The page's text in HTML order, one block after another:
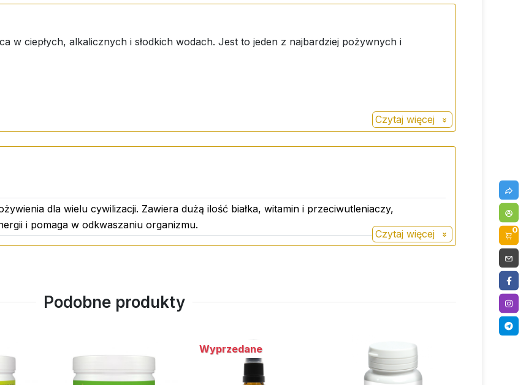
w ciepłych, alkalicznych i słodkich wodach. Jest to jeden z najbardziej pożywnych i
Czytaj więcej
dla wielu cywilizacji. Zawiera dużą ilość białka, witamin i przeciwutleniaczy,
i pomaga w odkwaszaniu organizmu.
Czytaj więcej
Podobne produkty
Wyprzedane
0